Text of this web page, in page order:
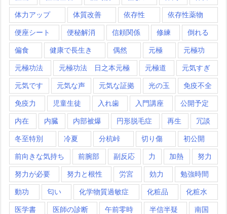
体力アップ 体質改善 依存性 依存性薬物
便座シート 便秘解消 信頼関係 修練 倒れる
偏食 健康で長生き 偶然 元極 元極功
元極功法 元極功法 日之本元極 元極道 元気すぎ
元気です 元気な声 元気な証拠 光の玉 免疫不全
免疫力 児童生徒 入れ歯 入門講座 公開予定
内在 内臓 内部被爆 円形脱毛症 再生 冗談
冬至特別 冷夏 分杭峠 切り傷 初公開
前向きな気持ち 前腕部 副反応 力 加熱 努力
努力が必要 努力と根性 労宮 効力 勉強時間
動功 匂い 化学物質過敏症 化粧品 化粧水
医学書 医師の診断 午前零時 半信半疑 南国